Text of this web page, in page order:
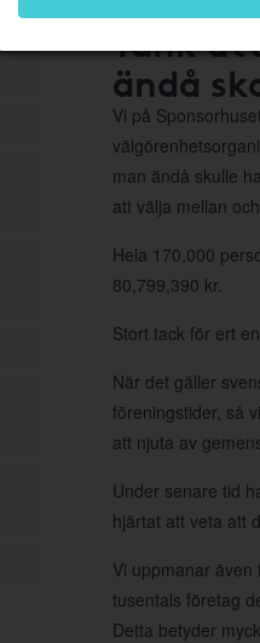
Tänk
ändå
Vi på
man ändå skulle
att välja mellan
Hela 170,000
80,799,390 kr.
Stort tack för ert
När det gäller
föreningstider, så
att njuta av
Under senare tid
hjärtat att veta att
Vi uppmanar
tusentals företag
Detta betyder